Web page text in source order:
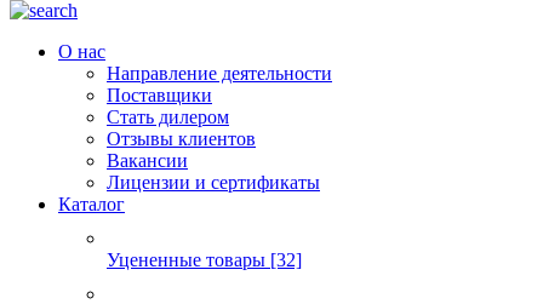
О нас
Направление деятельности
Поставщики
Стать дилером
Отзывы клиентов
Вакансии
Лицензии и сертификаты
Каталог
Уцененные товары [32]